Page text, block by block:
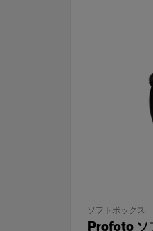
ソフトボックス
Profoto ソ